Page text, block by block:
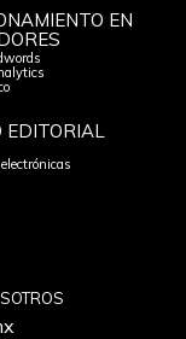
EN
EDITORIAL